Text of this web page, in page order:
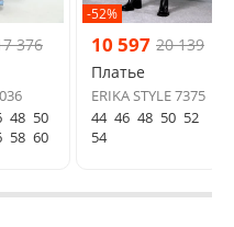
376
48 50
58 60
-52%
10 597 20 139
Платье
ERIKA STYLE 7375
44 46 48 50 52
54